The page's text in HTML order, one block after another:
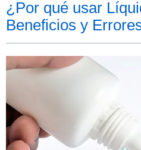
¿Por qué usar
Beneficios y